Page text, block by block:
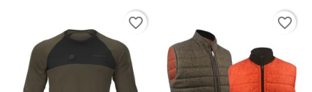
favorite_border favorite_border